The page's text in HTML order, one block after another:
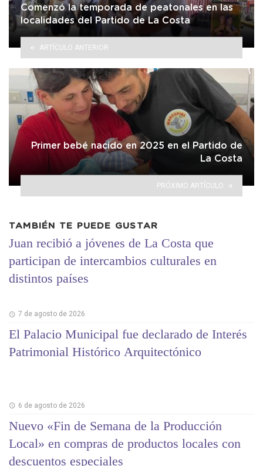
Comenzó la temporada de peatonales en las
localidades del Partido de La Costa
ARTÍCULO ANTERIOR
Primer bebé nacido en 2025 en el Partido de
La Costa
PRÓXIMO ARTÍCULO
TAMBIÉN TE PUEDE GUSTAR
Juan recibió a jóvenes de La Costa que
participan de intercambios culturales en
distintos países
7 de agosto de 2026
El Palacio Municipal fue declarado de Interés
Patrimonial Histórico Arquitectónico
6 de agosto de 2026
Nuevo «Fin de Semana de la Producción
Local» en compras de productos locales con
descuentos especiales